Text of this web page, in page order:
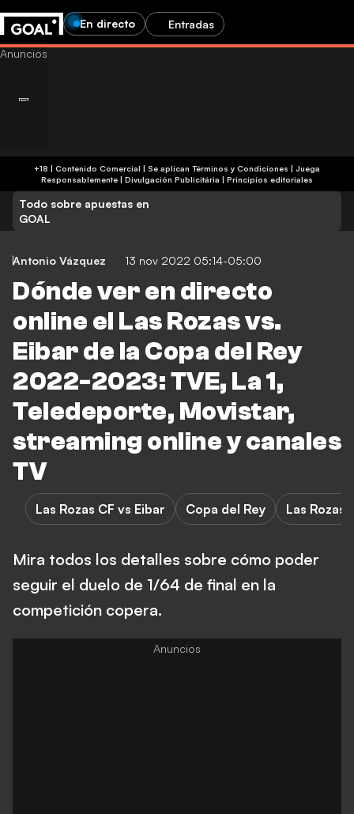
En directo Entradas
+18 | Contenido Comercial | Se aplican Términos y Condiciones | Juega
Responsablemente | Divulgación Publicitária | Principios editoriales
Todo sobre apuestas en
GOAL
Antonio Vázquez 13 nov 2022 05:14-05:00
Dónde ver en directo
online el Las Rozas vs.
Eibar de la Copa del Rey
2022-2023: TVE, La 1,
Teledeporte, Movistar,
streaming online y canales
TV
Las Rozas CF vs Eibar Copa del Rey Las Rozas
Mira todos los detalles sobre cómo poder
seguir el duelo de 1/64 de final en la
competición copera.